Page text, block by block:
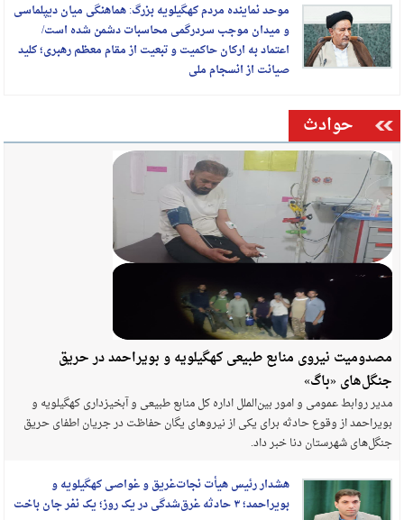
موحد نماینده مردم کهگیلویه بزرگ: هماهنگی میان دیپلماسی
و میدان موجب سردرگمی محاسبات دشمن شده است/
اعتماد به ارکان حاکمیت و تبعیت از مقام معظم رهبری؛ کلید
صیانت از انسجام ملی
حوادث
مصدومیت نیروی منابع طبیعی کهگیلویه و بویراحمد در حریق
جنگل‌های «باگ»
مدیر روابط عمومی و امور بین‌الملل اداره کل منابع طبیعی و آبخیزداری کهگیلویه و
بویراحمد از وقوع حادثه برای یکی از نیروهای یگان حفاظت در جریان اطفای حریق
جنگل‌های شهرستان دنا خبر داد.
هشدار رئیس هیأت نجات‌غریق و غواصی کهگیلویه و
بویراحمد؛ ۳ حادثه غرق‌شدگی در یک روز؛ یک نفر جان باخت